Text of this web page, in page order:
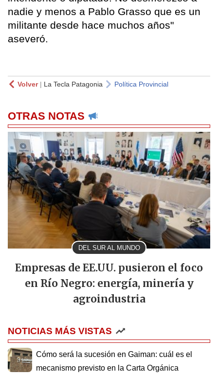
nadie y menos a Pablo Grasso que es un
militante desde hace muchos años"
aseveró.
Volver| La Tecla Patagonia Política Provincial
OTRAS NOTAS
DEL SUR AL MUNDO
Empresas de EE.UU. pusieron el foco
en Río Negro: energía, minería y
agroindustria
NOTICIAS MÁS VISTAS
Cómo será la sucesión en Gaiman: cuál es el
mecanismo previsto en la Carta Orgánica